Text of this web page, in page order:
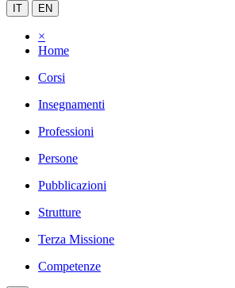
IT EN
×
Home
Corsi
Insegnamenti
Professioni
Persone
Pubblicazioni
Strutture
Terza Missione
Competenze